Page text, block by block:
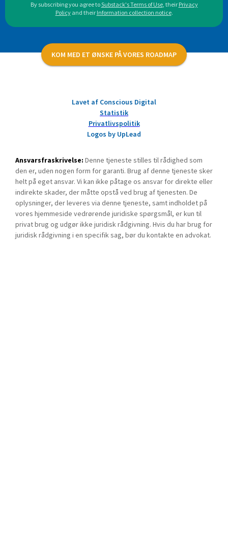
By subscribing you agree toSubstack's Terms of Use, their Privacy
Policy and their Information collection notice.
KOM MED ET ØNSKE PÅ VORES ROADMAP
Lavet af Conscious Digital
Statistik
Privatlivspolitik
Logos by UpLead
Ansvarsfraskrivelse: Denne tjeneste stilles til rådighed som
den er, uden nogen form for garanti. Brug af denne tjeneste sker
helt på eget ansvar. Vi kan ikke påtage os ansvar for direkte eller
indirekte skader, der måtte opstå ved brug af tjenesten. De
oplysninger, der leveres via denne tjeneste, samt indholdet på
vores hjemmeside vedrørende juridiske spørgsmål, er kun til
privat brug og udgør ikke juridisk rådgivning. Hvis du har brug for
juridisk rådgivning i en specifik sag, bør du kontakte en advokat.